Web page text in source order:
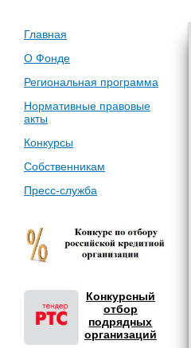
Главная
О Фонде
Региональная программа
Нормативные правовые
акты
Конкурсы
Собственникам
Пресс-служба
Конкурсный
отбор
подрядных
организаций